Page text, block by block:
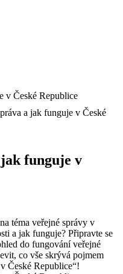
a jak funguje v České
funguje v
téma veřejné správy v
a jak funguje? Připravte se
do fungování veřejné
co vše skrývá pojmem
České Republice“!